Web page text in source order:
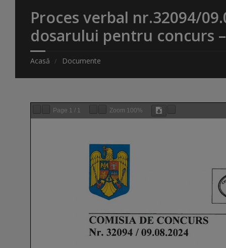
Proces verbal nr.32094/
dosarului pentru concurs
Acasă Documente
Page 1 / 1 Zoom 100%